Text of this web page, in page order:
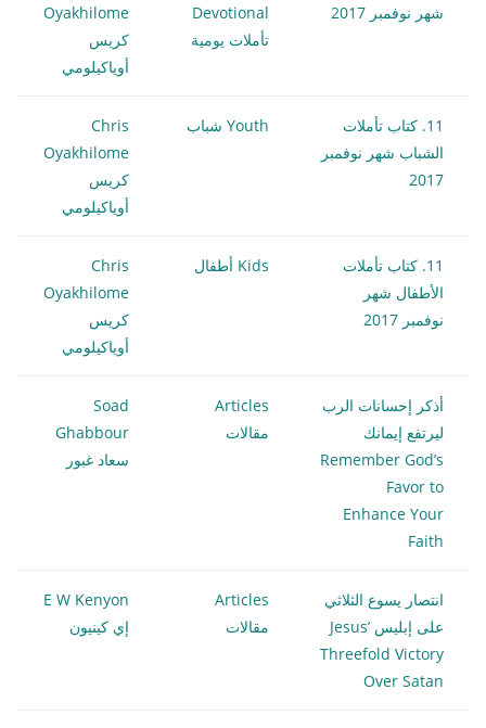
شهر نوفمبر 2017
Devotional
تأملات يومية
Oyakhilome
كريس
أوياكيلومي
11. كتاب تأملات
الشباب شهر نوفمبر
2017
Youth شباب
Chris
Oyakhilome
كريس
أوياكيلومي
11. كتاب تأملات
الأطفال شهر
نوفمبر 2017
Kids أطفال
Chris
Oyakhilome
كريس
أوياكيلومي
أذكر إحسانات الرب
ليرتفع إيمانك
Remember God’s
Favor to
Enhance Your
Faith
Articles
مقالات
Soad
Ghabbour
سعاد غبور
انتصار يسوع الثلاثي
على إبليس Jesus’
Threefold Victory
Over Satan
Articles
مقالات
E W Kenyon
إي كينيون